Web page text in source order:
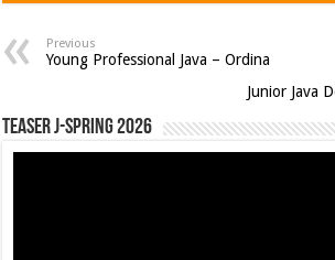
Previous
Young Professional Java – Ordina
Junior Java
Teaser J-Spring 2026